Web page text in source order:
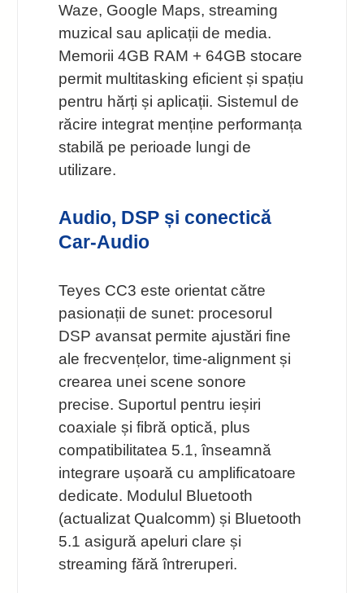
Waze, Google Maps, streaming
muzical sau aplicații de media.
Memorii 4GB RAM + 64GB stocare
permit multitasking eficient și spațiu
pentru hărți și aplicații. Sistemul de
răcire integrat menține performanța
stabilă pe perioade lungi de
utilizare.
Audio, DSP și conectică
Car-Audio
Teyes CC3 este orientat către
pasionații de sunet: procesorul
DSP avansat permite ajustări fine
ale frecvențelor, time-alignment și
crearea unei scene sonore
precise. Suportul pentru ieșiri
coaxiale și fibră optică, plus
compatibilitatea 5.1, înseamnă
integrare ușoară cu amplificatoare
dedicate. Modulul Bluetooth
(actualizat Qualcomm) și Bluetooth
5.1 asigură apeluri clare și
streaming fără întreruperi.